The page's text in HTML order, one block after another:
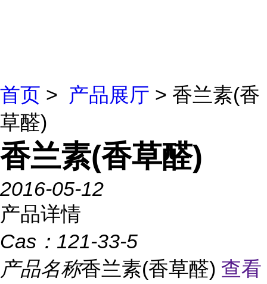
首页 > 产品展厅 > 香兰素(香
草醛)
香兰素(香草醛)
2016-05-12
产品详情
Cas： 121-33-5
产品名称香兰素(香草醛) 查看